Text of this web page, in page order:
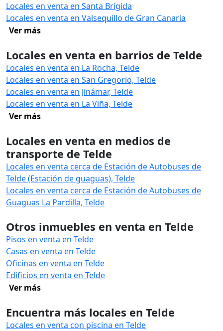
Locales en venta en Santa Brígida
Locales en venta en Valsequillo de Gran Canaria
Ver más
Locales en venta en barrios de Telde
Locales en venta en La Rocha, Telde
Locales en venta en San Gregorio, Telde
Locales en venta en Jinámar, Telde
Locales en venta en La Viña, Telde
Ver más
Locales en venta en medios de
transporte de Telde
Locales en venta cerca de Estación de Autobuses de
Telde (Estación de guaguas), Telde
Locales en venta cerca de Estación de Autobuses de
Guaguas La Pardilla, Telde
Otros inmuebles en venta en Telde
Pisos en venta en Telde
Casas en venta en Telde
Oficinas en venta en Telde
Edificios en venta en Telde
Ver más
Encuentra más locales en Telde
Locales en venta con piscina en Telde